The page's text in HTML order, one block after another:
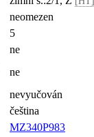
neomezen
5
ne
ne
nevyučován
čeština
MZ340P983